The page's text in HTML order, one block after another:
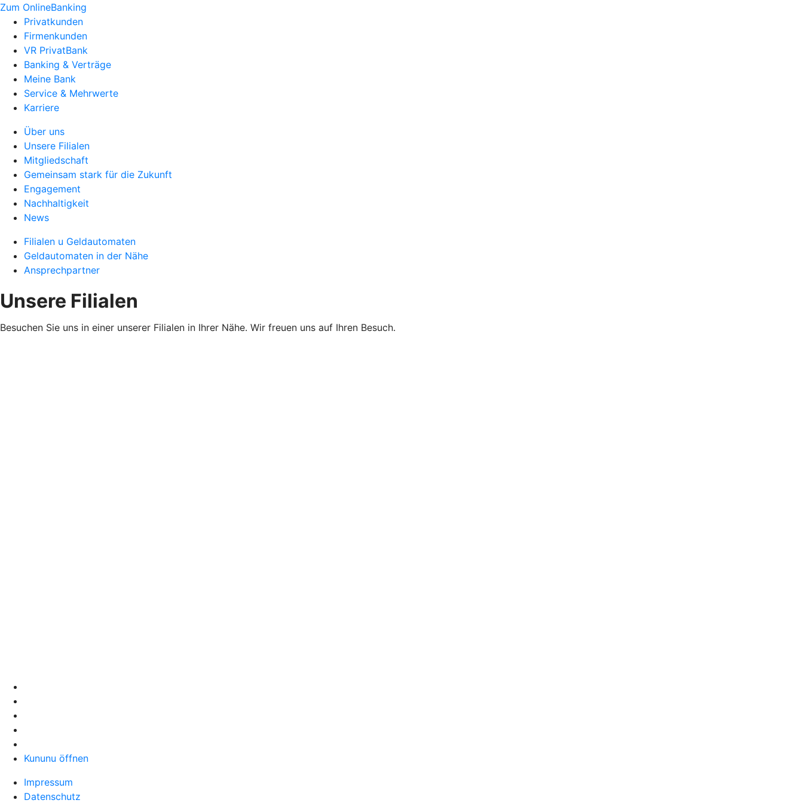
Zum OnlineBanking
Privatkunden
Firmenkunden
VR PrivatBank
Banking & Verträge
Meine Bank
Service & Mehrwerte
Karriere
Über uns
Unsere Filialen
Mitgliedschaft
Gemeinsam stark für die Zukunft
Engagement
Nachhaltigkeit
News
Filialen u Geldautomaten
Geldautomaten in der Nähe
Ansprechpartner
Unsere Filialen
Besuchen Sie uns in einer unserer Filialen in Ihrer Nähe. Wir freuen uns auf Ihren Besuch.
Kununu öffnen
Impressum
Datenschutz